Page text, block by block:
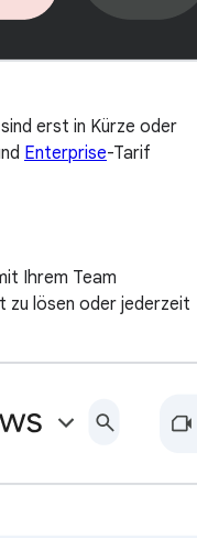
erst in Kürze oder
Enterprise-Tarif
Ihrem Team
zu lösen oder jederzeit